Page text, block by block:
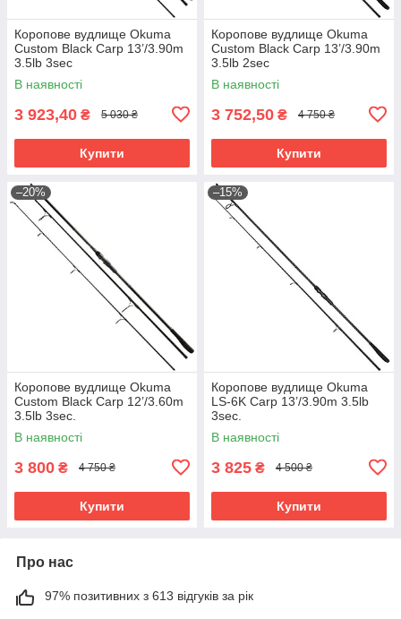
Коропове вудлище Okuma
Custom Black Carp 13’/3.90m
3.5lb 3sec
В наявності
3 923,40 ₴ 5 030 ₴
Купити
Коропове вудлище Okuma
Custom Black Carp 13’/3.90m
3.5lb 2sec
В наявності
3 752,50 ₴ 4 750 ₴
Купити
–20%
Коропове вудлище Okuma
Custom Black Carp 12’/3.60m
3.5lb 3sec.
В наявності
3 800 ₴ 4 750 ₴
Купити
–15%
Коропове вудлище Okuma
LS-6K Carp 13’/3.90m 3.5lb
3sec.
В наявності
3 825 ₴ 4 500 ₴
Купити
Про нас
97% позитивних з 613 відгуків за рік